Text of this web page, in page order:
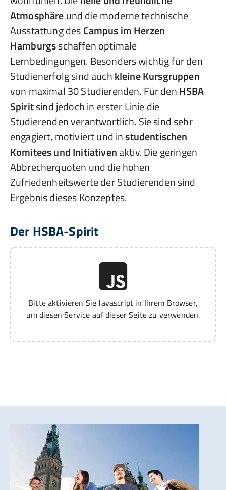
Atmosphäreund die moderne technische
Ausstattung desCampus im Herzen
Hamburgsschaffen optimale
Lernbedingungen. Besonders wichtig für den
Studienerfolg sind auchkleine Kursgruppen
von maximal 30 Studierenden. Für denHSBA
Spiritsind jedoch in erster Linie die
Studierenden verantwortlich. Sie sind sehr
engagiert, motiviert und instudentischen
Komitees und Initiativenaktiv. Die geringen
Abbrecherquoten und die hohen
Zufriedenheitswerte der Studierenden sind
Ergebnis dieses Konzeptes.
Der HSBA-Spirit
Bitte aktivieren Sie Javascript in Ihrem Browser,
um diesen Service auf dieser Seite zu verwenden.